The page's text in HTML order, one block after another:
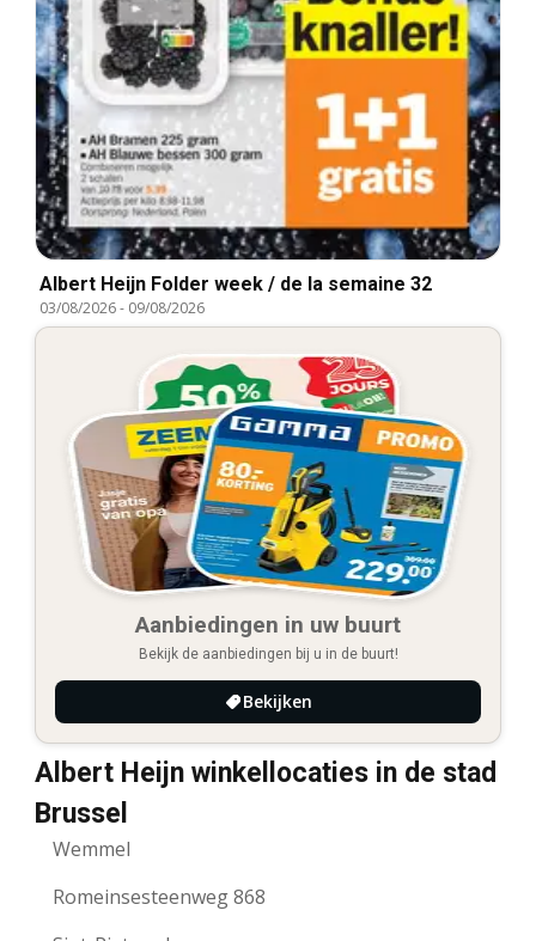
Albert Heijn Folder week / de la semaine 32
03/08/2026- 09/08/2026
Aanbiedingen in uw buurt
Bekijk de aanbiedingen bij u in de buurt!
Bekijken
Albert Heijn winkellocaties in de stad
Brussel
Wemmel
Romeinsesteenweg 868